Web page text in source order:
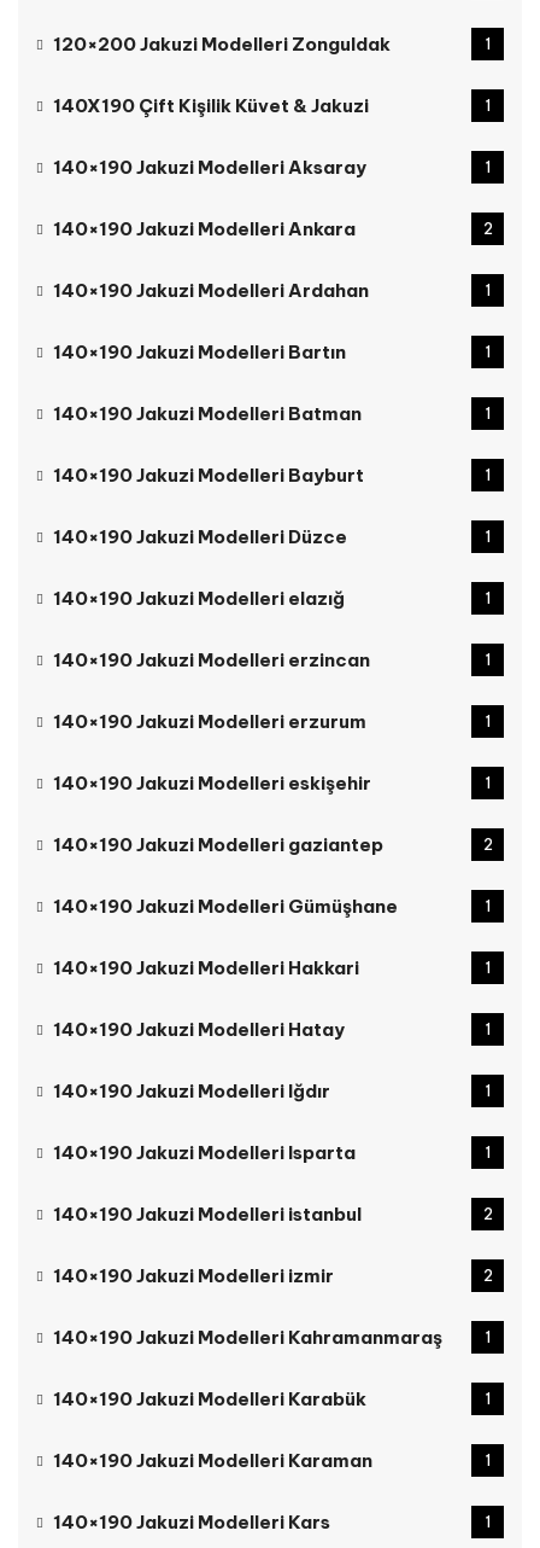
120×200 Jakuzi Modelleri Zonguldak 1
140X190 Çift Kişilik Küvet & Jakuzi 1
140×190 Jakuzi Modelleri Aksaray 1
140×190 Jakuzi Modelleri Ankara 2
140×190 Jakuzi Modelleri Ardahan 1
140×190 Jakuzi Modelleri Bartın 1
140×190 Jakuzi Modelleri Batman 1
140×190 Jakuzi Modelleri Bayburt 1
140×190 Jakuzi Modelleri Düzce 1
140×190 Jakuzi Modelleri elazığ 1
140×190 Jakuzi Modelleri erzincan 1
140×190 Jakuzi Modelleri erzurum 1
140×190 Jakuzi Modelleri eskişehir 1
140×190 Jakuzi Modelleri gaziantep 2
140×190 Jakuzi Modelleri Gümüşhane 1
140×190 Jakuzi Modelleri Hakkari 1
140×190 Jakuzi Modelleri Hatay 1
140×190 Jakuzi Modelleri Iğdır 1
140×190 Jakuzi Modelleri Isparta 1
140×190 Jakuzi Modelleri istanbul 2
140×190 Jakuzi Modelleri izmir 2
140×190 Jakuzi Modelleri Kahramanmaraş 1
140×190 Jakuzi Modelleri Karabük 1
140×190 Jakuzi Modelleri Karaman 1
140×190 Jakuzi Modelleri Kars 1